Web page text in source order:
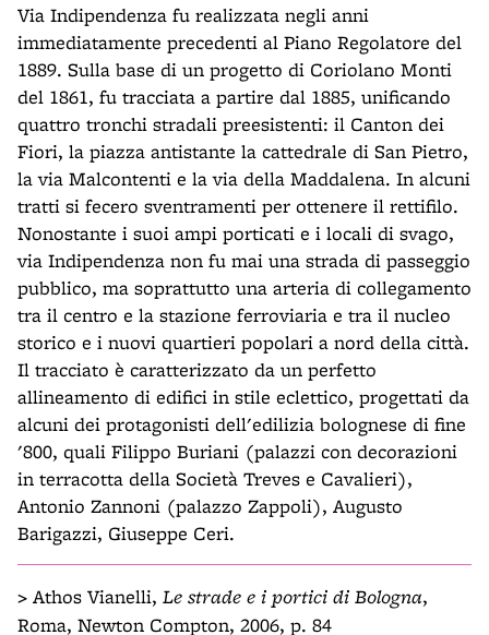
Via Indipendenza fu realizzata negli anni
immediatamente precedenti al Piano Regolatore del
1889. Sulla base di un progetto di Coriolano Monti
del 1861, fu tracciata a partire dal 1885, unificando
quattro tronchi stradali preesistenti: il Canton dei
Fiori, la piazza antistante la cattedrale di San Pietro,
la via Malcontenti e la via della Maddalena. In alcuni
tratti si fecero sventramenti per ottenere il rettifilo.
Nonostante i suoi ampi porticati e i locali di svago,
via Indipendenza non fu mai una strada di passeggio
pubblico, ma soprattutto una arteria di collegamento
tra il centro e la stazione ferroviaria e tra il nucleo
storico e i nuovi quartieri popolari a nord della città.
Il tracciato è caratterizzato da un perfetto
allineamento di edifici in stile eclettico, progettati da
alcuni dei protagonisti dell'edilizia bolognese di fine
'800, quali Filippo Buriani (palazzi con decorazioni
in terracotta della Società Treves e Cavalieri),
Antonio Zannoni (palazzo Zappoli), Augusto
Barigazzi, Giuseppe Ceri.
> Athos Vianelli, Le strade e i portici di Bologna,
Roma, Newton Compton, 2006, p. 84